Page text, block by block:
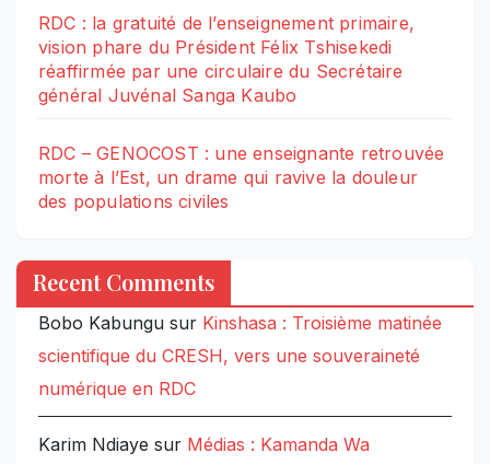
RDC : la gratuité de l’enseignement primaire,
vision phare du Président Félix Tshisekedi
réaffirmée par une circulaire du Secrétaire
général Juvénal Sanga Kaubo
RDC – GENOCOST : une enseignante retrouvée
morte à l’Est, un drame qui ravive la douleur
des populations civiles
Recent Comments
Bobo Kabungu sur Kinshasa : Troisième matinée
scientifique du CRESH, vers une souveraineté
numérique en RDC
Karim Ndiaye sur Médias : Kamanda Wa